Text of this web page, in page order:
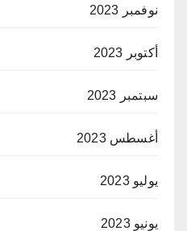
نوفمبر 2023
أكتوبر 2023
سبتمبر 2023
أغسطس 2023
يوليو 2023
يونيو 2023